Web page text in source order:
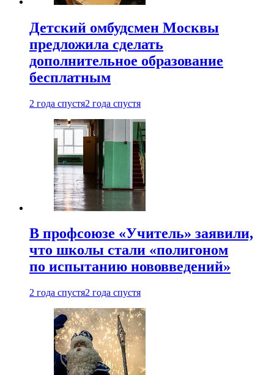
Детский омбудсмен Москвы
предложила сделать
дополнительное образование
бесплатным
2 года спустя2 года спустя
В профсоюзе «Учитель» заявили,
что школы стали «полигоном
по испытанию нововведений»
2 года спустя2 года спустя